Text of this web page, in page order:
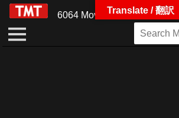
6064 MoviesTranslate / 翻訳